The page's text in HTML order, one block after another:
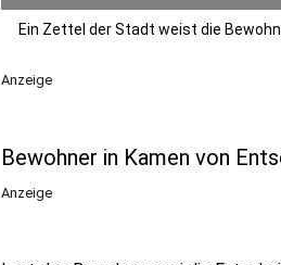
Ein Zettel der Stadt weist die
Anzeige
Bewohner in Kamen von
Anzeige